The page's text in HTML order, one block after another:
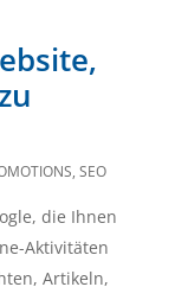
, SEO
die Ihnen
Aktivitäten
Artikeln,